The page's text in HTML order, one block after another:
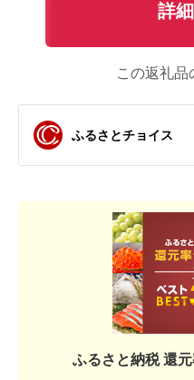
詳
この返礼品
ふるさとチョイス
ふるさと納税 還